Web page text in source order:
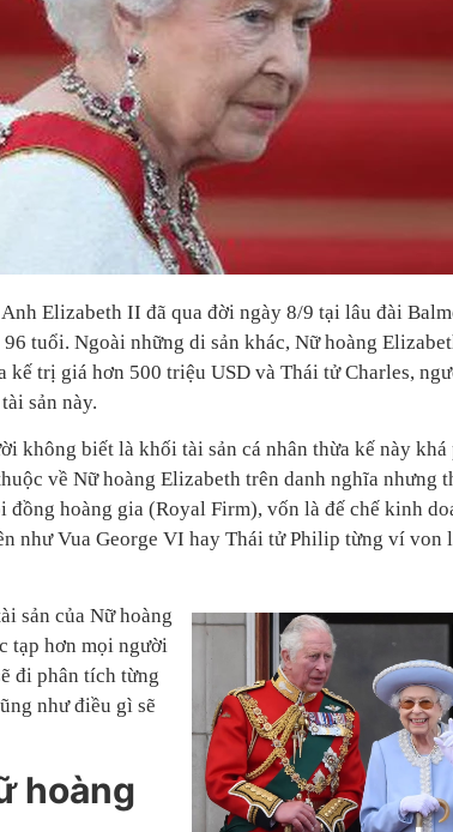
Elizabeth II đã qua đời ngày 8/9 tại lâu đài
tuổi. Ngoài những di sản khác, Nữ hoàng
kế trị giá hơn 500 triệu USD và Thái tử Charles,
sản này.
không biết là khối tài sản cá nhân thừa kế này khá
về Nữ hoàng Elizabeth trên danh nghĩa nhưng
đồng hoàng gia (Royal Firm), vốn là đế chế kinh
như Vua George VI hay Thái tử Philip từng ví von
sản của Nữ hoàng
tạp hơn mọi người
đi phân tích từng
như điều gì sẽ
hoàng